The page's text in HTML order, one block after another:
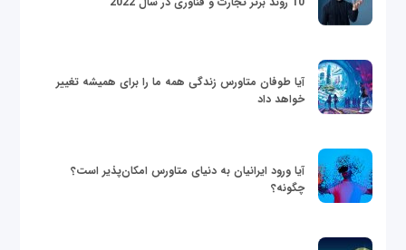
آیا طوفان متاورس زندگی همه ما را برای همیشه تغییر
خواهد داد
آیا ورود ایرانیان به دنیای متاورس امکان‌پذیر است؟
چگونه؟